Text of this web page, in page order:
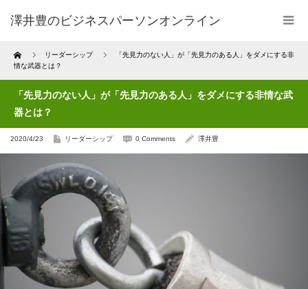
澤井豊のビジネスパーソンオンライン
Home リーダーシップ
「先見力のない人」が「先見力のある人」をダメにする非
情な武器とは？
「先見力のない人」が「先見力のある人」をダメにする非情な武
器とは？
2020/4/23 リーダーシップ 0 Comments 澤井豊